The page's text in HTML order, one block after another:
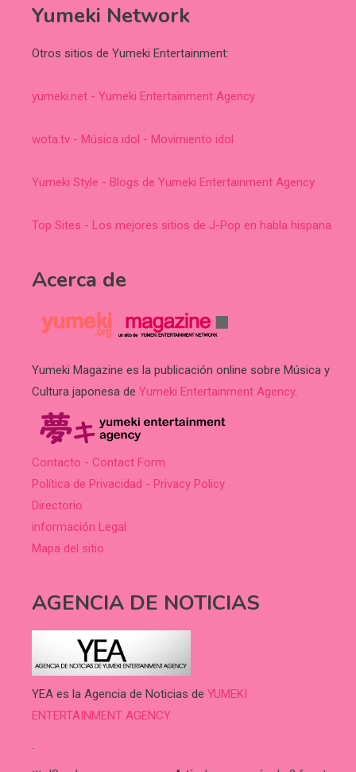
Yumeki Network
Otros sitios de Yumeki Entertainment:
yumeki.net - Yumeki Entertainment Agency
wota.tv - Música idol - Movimiento idol
Yumeki Style - Blogs de Yumeki Entertainment Agency
Top Sites - Los mejores sitios de J-Pop en habla hispana
Acerca de
Yumeki Magazine es la publicación online sobre Música y
Cultura japonesa de Yumeki Entertainment Agency.
Contacto - Contact Form
Política de Privacidad - Privacy Policy
Directorio
información Legal
Mapa del sitio
AGENCIA DE NOTICIAS
YEA es la Agencia de Noticias de YUMEKI
ENTERTAINMENT AGENCY.
.